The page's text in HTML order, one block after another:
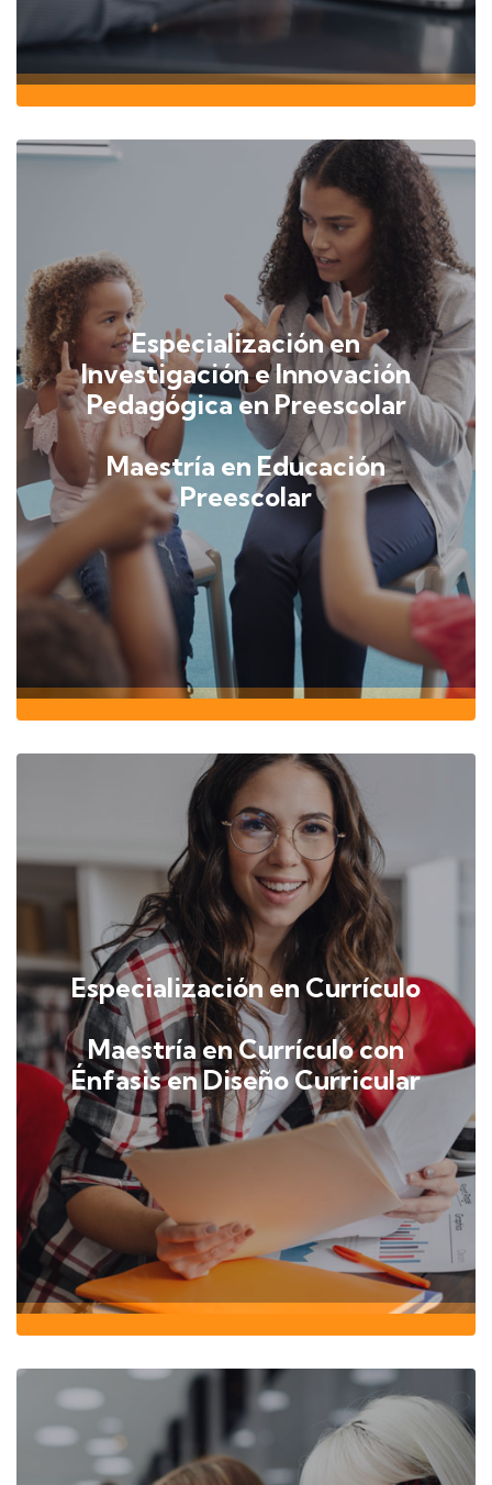
Especialización en
Investigación e Innovación
Pedagógica en Preescolar
Maestría en Educación
Preescolar
Especialización en Currículo
Maestría en Currículo con
Énfasis en Diseño Curricular